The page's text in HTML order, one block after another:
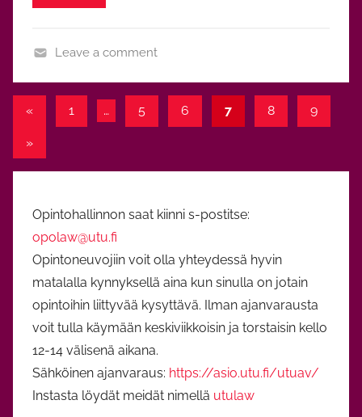
p
i
n
Leave a comment
Artikkelien
sivutus
«Previous
1 … 5 6 7 8 9
Next
»
Opintohallinnon saat kiinni s-postitse:
opolaw@utu.fi
Opintoneuvojiin voit olla yhteydessä hyvin
matalalla kynnyksellä aina kun sinulla on jotain
opintoihin liittyvää kysyttävä. Ilman ajanvarausta
voit tulla käymään keskiviikkoisin ja torstaisin kello
12-14 välisenä aikana.
Sähköinen ajanvaraus: https://asio.utu.fi/utuav/
Instasta löydät meidät nimellä utulaw